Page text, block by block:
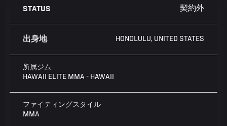
STATUS 契約外
出身地 HONOLULU, UNITED STATES
所属ジム
HAWAII ELITE MMA - HAWAII
ファイティングスタイル
MMA